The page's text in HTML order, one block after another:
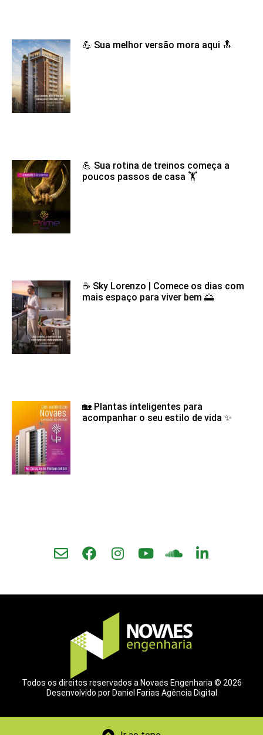
💪 Sua melhor versão mora aqui 🔝
💪 Sua rotina de treinos começa a
poucos passos de casa 🏋️
☕ Sky Lorenzo | Comece os dias com
mais espaço para viver bem 🌅
🏡 Plantas inteligentes para
acompanhar o seu estilo de vida ✨
Todos os direitos reservados a Novaes Engenharia © 2026
Desenvolvido por Daniel Farias Agência Digital